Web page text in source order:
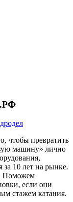
чтобы превратить
машину» лично
за 10 лет на рынке.
Поможем
если они
стажем катания.